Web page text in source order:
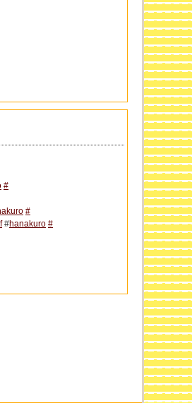
#
#
#hanakuro #